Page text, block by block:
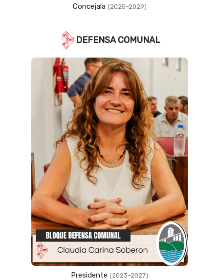
Concejala (2025–2029)
DEFENSA COMUNAL
Presidente (2023–2027)